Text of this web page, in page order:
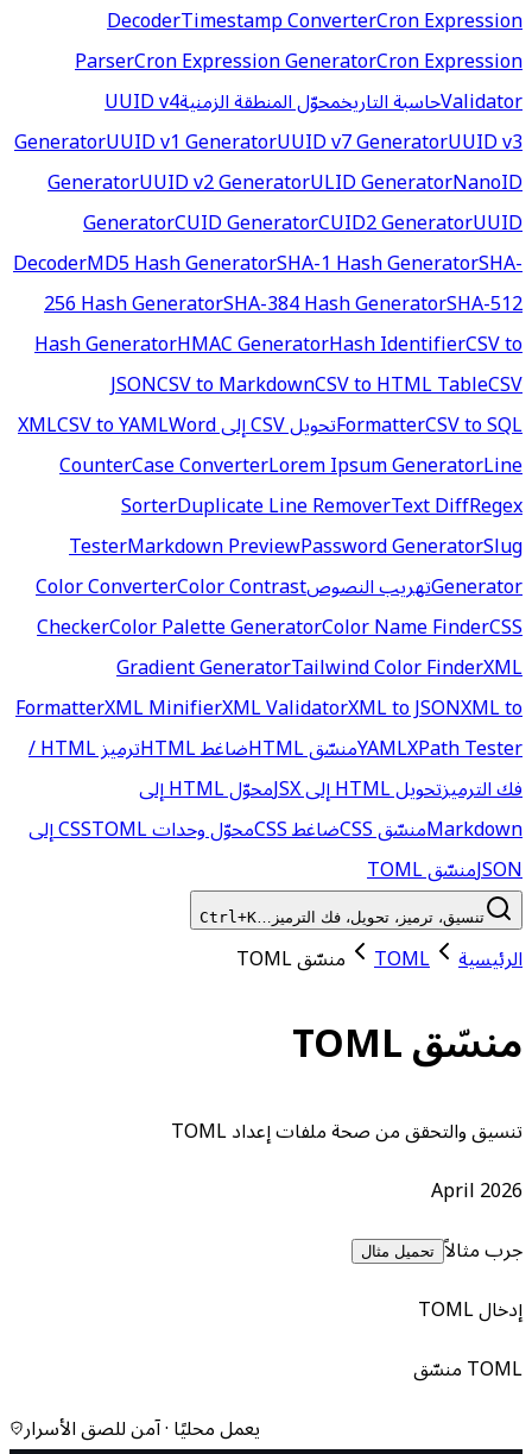
DecoderTimestamp ConverterCron Expression
ParserCron Expression GeneratorCron Expression
Validatorحاسبة التاريخمحوّل المنطقة الزمنيةUUID v4
GeneratorUUID v1 GeneratorUUID v7 GeneratorUUID v3
GeneratorUUID v2 GeneratorULID GeneratorNanoID
GeneratorCUID GeneratorCUID2 GeneratorUUID
DecoderMD5 Hash GeneratorSHA-1 Hash GeneratorSHA-
256 Hash GeneratorSHA-384 Hash GeneratorSHA-512
Hash GeneratorHMAC GeneratorHash IdentifierCSV to
JSONCSV to MarkdownCSV to HTML TableCSV
FormatterCSV to SQL تحويل CSV إلى XML CSV to YAMLWord
CounterCase ConverterLorem Ipsum GeneratorLine
SorterDuplicate Line RemoverText DiffRegex
TesterMarkdown PreviewPassword GeneratorSlug
Generatorتهريب النصوص Color ConverterColor Contrast
CheckerColor Palette GeneratorColor Name FinderCSS
Gradient GeneratorTailwind Color FinderXML
FormatterXML MinifierXML ValidatorXML to JSONXML to
YAMLXPath Tester منسّق HTML ضاغط HTML
ترميز HTML /
فك الترميزتحويل HTML إلى JSX
محوّل HTML إلى
Markdownمنسّق CSS ضاغط CSS محوّل وحدات CSS
TOML إلى
JSONمنسّق TOML
تنسيق، ترميز، تحويل، فك الترميز…Ctrl+K
الرئيسية TOML منسّق TOML
منسّق TOML
تنسيق والتحقق من صحة ملفات إعداد TOML
April 2026
جرب مثالاً تحميل مثال
إدخال TOML
TOML منسّق
يعمل محليًا · آمن للصق الأسرار